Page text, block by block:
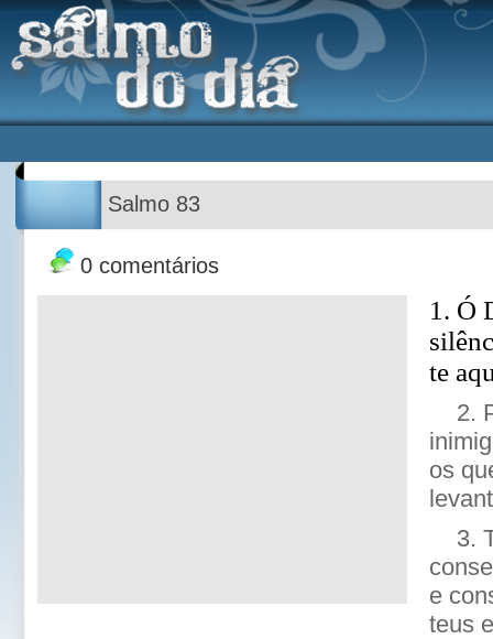
Salmo 83
0 comentários
1. Ó
te
2.
os
3.
e
teus